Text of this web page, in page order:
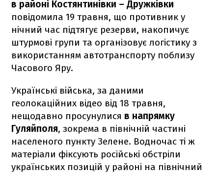
в районі Костянтинівки – Дружківки
повідомила 19 травня, що противник у
нічний час підтягує резерви, накопичує
штурмові групи та організовує логістику з
використанням автотранспорту поблизу
Часового Яру.
Українські війська, за даними
геолокаційних відео від 18 травня,
нещодавно просунулися в напрямку
Гуляйполя, зокрема в північній частині
населеного пункту Зелене. Водночас ті ж
матеріали фіксують російські обстріли
українських позицій у районі на північний